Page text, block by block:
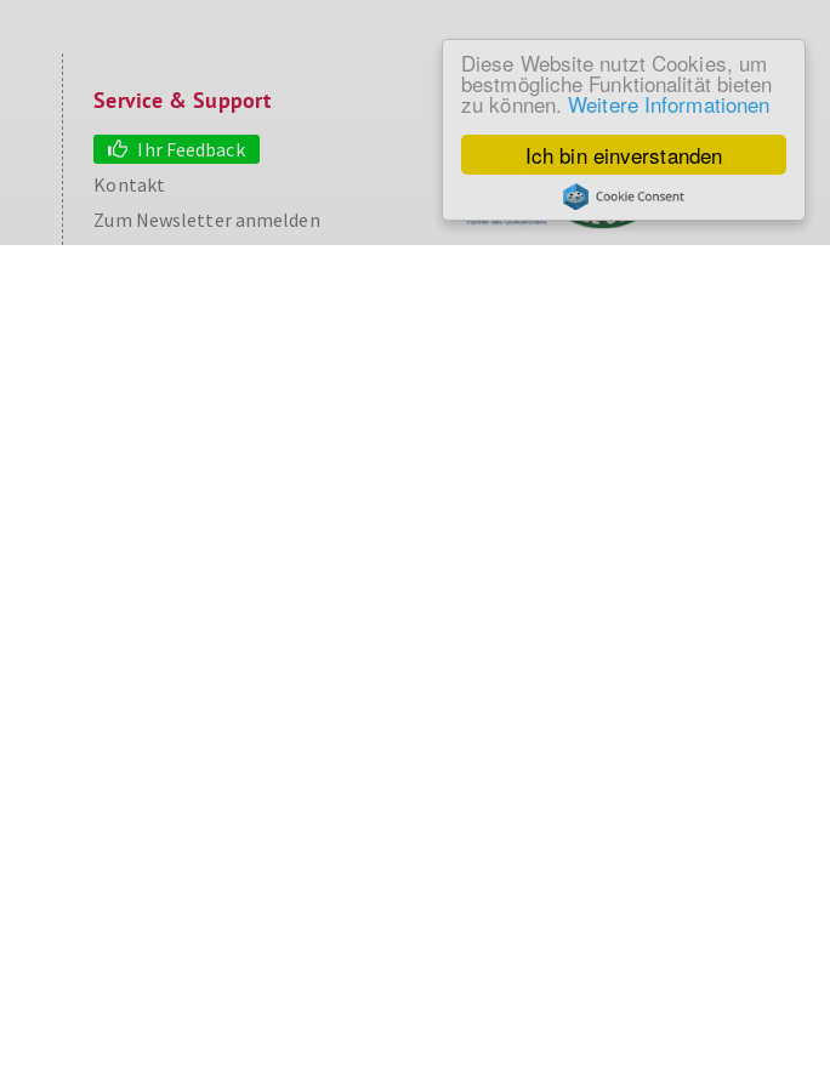
Ich bin einverstanden
Diese Website nutzt Cookies, um
bestmögliche Funktionalität bieten
zu können.Weitere Informationen
Service & Support
Ihr Feedback
Kontakt
Zum Newsletter anmelden